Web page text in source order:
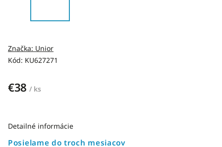
Kód: KU627271
Značka: Unior
€38 / ks
Posielame do troch mesiacov
Detailné informácie